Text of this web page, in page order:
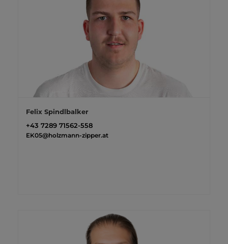
Felix Spindlbalker
+43 7289 71562-558
EK05@holzmann-zipper.at